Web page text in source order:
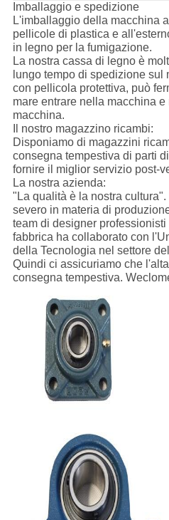
Imballaggio e spedizione
L'imballaggio della macchina
pellicole di plastica e
in legno per la fumigazione.
La nostra cassa di legno è
lungo tempo di spedizione sul
con pellicola protettiva, può
mare entrare nella macchina
macchina.
Il nostro magazzino ricambi:
Disponiamo di magazzini
consegna tempestiva di parti
fornire il miglior servizio post-
La nostra azienda:
"La qualità è la nostra cultura".
severo in materia di
team di designer professionisti
fabbrica ha collaborato con
della Tecnologia nel settore
Quindi ci assicuriamo che
consegna tempestiva.